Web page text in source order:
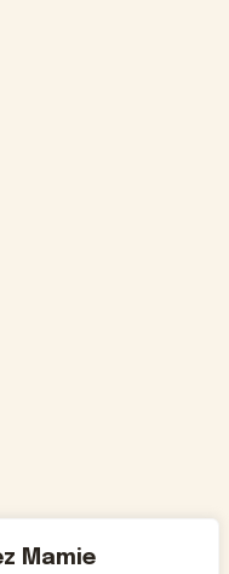
Mamie